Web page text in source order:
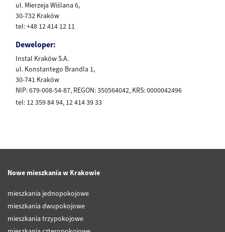
ul. Mierzeja Wiślana 6,
30-732 Kraków
tel: +48 12 414 12 11
Deweloper:
Instal Kraków S.A.
ul. Konstantego Brandla 1,
30-741 Kraków
NIP: 679-008-54-87, REGON: 350564042, KRS: 0000042496
tel: 12 359 84 94, 12 414 39 33
Nowe mieszkania w Krakowie
mieszkania jednopokojowe
mieszkania dwupokojowe
mieszkania trzypokojowe